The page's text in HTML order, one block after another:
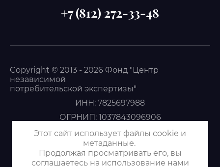
+7 (812) 272-33-48
Copyright © 2013 - 2026 Фонд "Центр
независимой
потребительской экспертизы"
ИНН: 7825697988
ОГРНИП: 1037843096906
Политика конфиденциальности
Этот сайт использует файлы cookie и
метаданные.
Продолжая просматривать его, вы
соглашаетесь на использование нами